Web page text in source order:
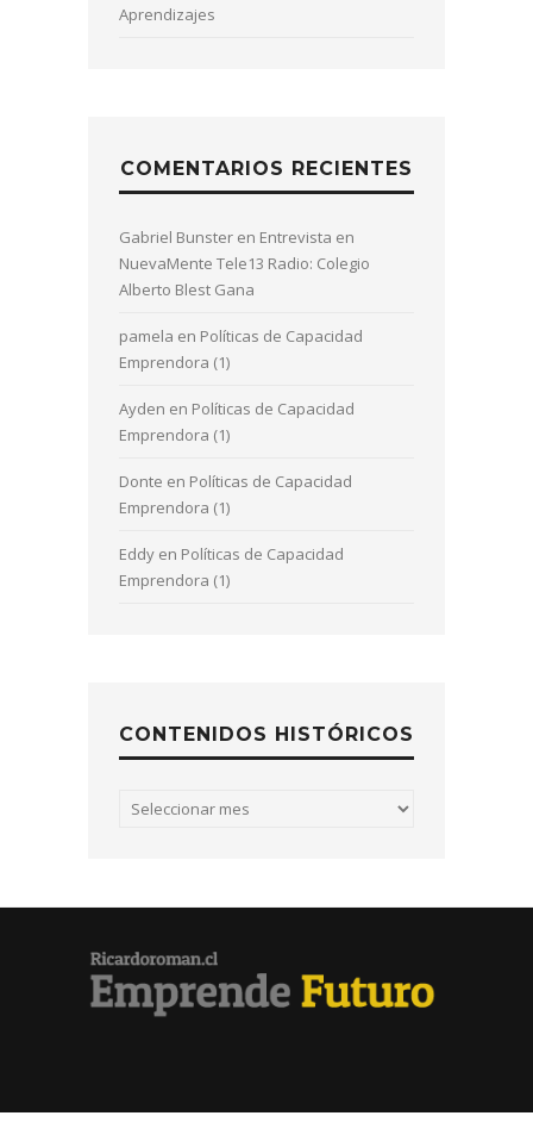
Aprendizajes
COMENTARIOS RECIENTES
Gabriel Bunster en Entrevista en
NuevaMente Tele13 Radio: Colegio
Alberto Blest Gana
pamela en Políticas de Capacidad
Emprendora (1)
Ayden en Políticas de Capacidad
Emprendora (1)
Donte en Políticas de Capacidad
Emprendora (1)
Eddy en Políticas de Capacidad
Emprendora (1)
CONTENIDOS HISTÓRICOS
Contenidos